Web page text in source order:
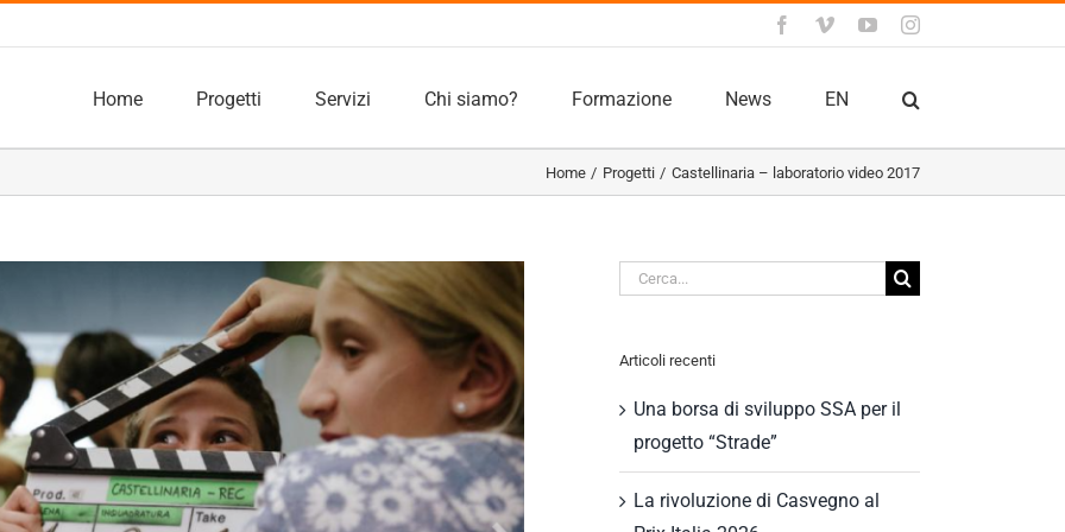
Facebook
VimeoYouTubeInstagram
Home Progetti Servizi Chi siamo? Formazione News EN
Home Progetti Castellinaria – laboratorio video 2017
Cerca
Articoli recenti
Una borsa di sviluppo SSA per il
progetto “Strade”
La rivoluzione di Casvegno al